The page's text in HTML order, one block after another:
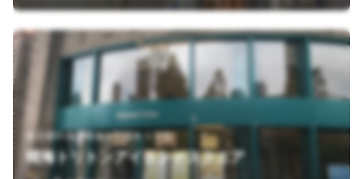
東京都中央区晴海１丁目８－１６
晴海トリトンアイランドスクエア